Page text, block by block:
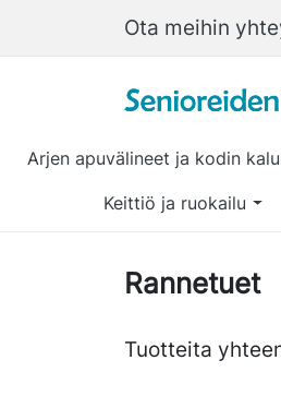
Ota meihin
Arjen apuvälineet ja kodin
Keittiö ja ruokailu
Rannetuet
Tuotteita